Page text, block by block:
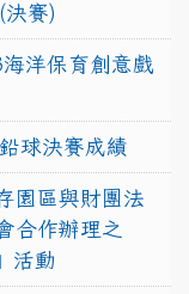
賽)
洋保育創意戲
球決賽成績
園區與財團法
合作辦理之
活動